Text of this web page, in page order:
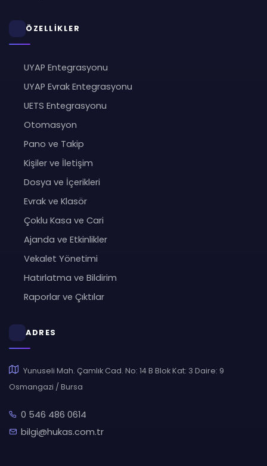
ÖZELLİKLER
UYAP Entegrasyonu
UYAP Evrak Entegrasyonu
UETS Entegrasyonu
Otomasyon
Pano ve Takip
Kişiler ve İletişim
Dosya ve İçerikleri
Evrak ve Klasör
Çoklu Kasa ve Cari
Ajanda ve Etkinlikler
Vekalet Yönetimi
Hatırlatma ve Bildirim
Raporlar ve Çıktılar
ADRES
Yunuseli Mah. Çamlık Cad. No: 14 B Blok Kat: 3 Daire: 9
Osmangazi / Bursa
0 546 486 0614
bilgi@hukas.com.tr